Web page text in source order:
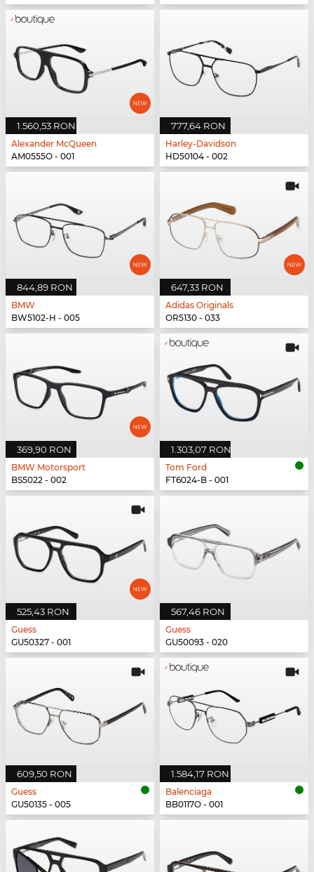
1.560,53 RON
Alexander McQueen
AM0555O - 001
777,64 RON
Harley-Davidson
HD50104 - 002
844,89 RON
BMW
BW5102-H - 005
647,33 RON
Adidas Originals
OR5130 - 033
369,90 RON
BMW Motorsport
BS5022 - 002
1.303,07 RON
Tom Ford
FT6024-B - 001
525,43 RON
Guess
GU50327 - 001
567,46 RON
Guess
GU50093 - 020
609,50 RON
Guess
GU50135 - 005
1.584,17 RON
Balenciaga
BB0117O - 001